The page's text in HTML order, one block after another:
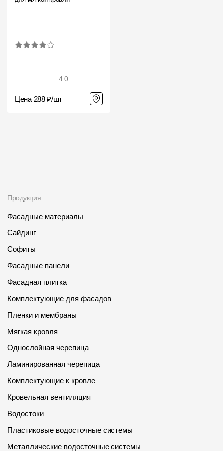
Комплектующие для фасадов
Мягкая кровля
Металлические водосточные системы
Водосборник
Документация
Документация
Инструкции по монтажу
Технические листы
Гарантии
4.0
Цена 288 ₽/шт
Продукция
Фасадные материалы
Сайдинг
Софиты
Фасадные панели
Фасадная плитка
Комплектующие для фасадов
Пленки и мембраны
Мягкая кровля
Однослойная черепица
Ламинированная черепица
Комплектующие к кровле
Кровельная вентиляция
Водостоки
Пластиковые водосточные системы
Металлические водосточные системы